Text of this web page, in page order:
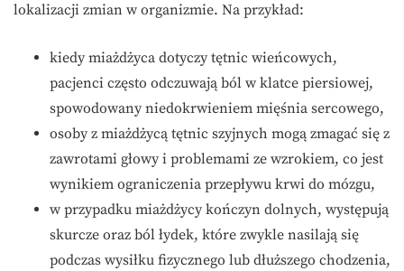
lokalizacji zmian w organizmie. Na przykład:
kiedy miażdżyca dotyczy tętnic wieńcowych,
pacjenci często odczuwają ból w klatce piersiowej,
spowodowany niedokrwieniem mięśnia sercowego,
osoby z miażdżycą tętnic szyjnych mogą zmagać się z
zawrotami głowy i problemami ze wzrokiem, co jest
wynikiem ograniczenia przepływu krwi do mózgu,
w przypadku miażdżycy kończyn dolnych, występują
skurcze oraz ból łydek, które zwykle nasilają się
podczas wysiłku fizycznego lub dłuższego chodzenia,